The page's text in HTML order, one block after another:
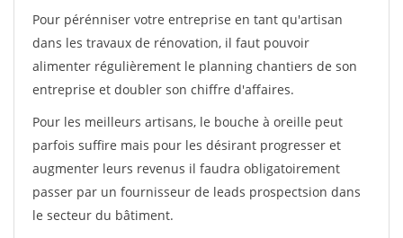
Pour pérénniser votre entreprise en tant qu'artisan
dans les travaux de rénovation, il faut pouvoir
alimenter régulièrement le planning chantiers de son
entreprise et doubler son chiffre d'affaires.
Pour les meilleurs artisans, le bouche à oreille peut
parfois suffire mais pour les désirant progresser et
augmenter leurs revenus il faudra obligatoirement
passer par un fournisseur de leads prospectsion dans
le secteur du bâtiment.